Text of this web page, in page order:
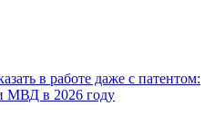
в работе даже с патентом:
МВД в 2026 году